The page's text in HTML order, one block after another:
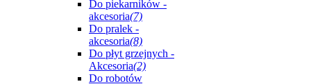
Do piekarników -
akcesoria(7)
Do pralek -
akcesoria(8)
Do płyt grzejnych -
Akcesoria(2)
Do robotów